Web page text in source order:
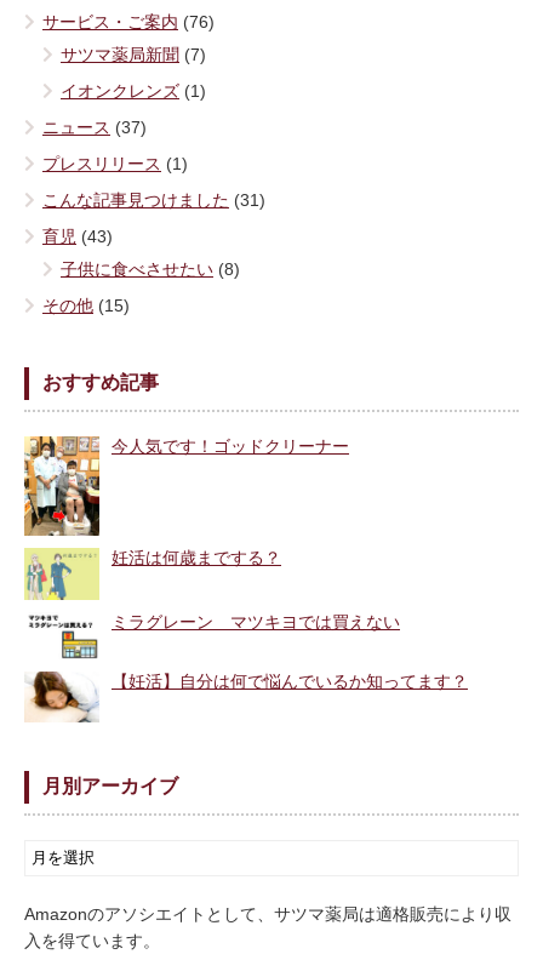
サービス・ご案内 (76)
サツマ薬局新聞 (7)
イオンクレンズ (1)
ニュース (37)
プレスリリース (1)
こんな記事見つけました (31)
育児 (43)
子供に食べさせたい (8)
その他 (15)
おすすめ記事
今人気です！ゴッドクリーナー
妊活は何歳までする？
ミラグレーン マツキヨでは買えない
【妊活】自分は何で悩んでいるか知ってます？
月別アーカイブ
Amazonのアソシエイトとして、サツマ薬局は適格販売により収
入を得ています。